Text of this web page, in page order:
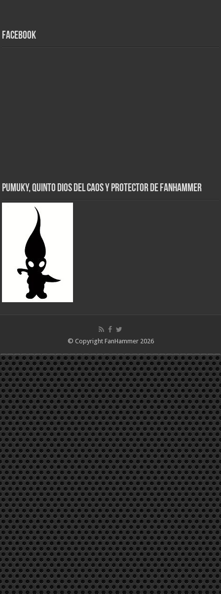
Facebook
Pumuky, Quinto Dios del Caos y Protector de FanHammer
© Copyright FanHammer 2026